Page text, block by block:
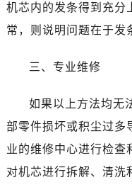
机芯内的发条得到充分
常，则说明问题在于发
三、专业维修
如果以上方法均无
部零件损坏或积尘过多
业的维修中心进行检查
对机芯进行拆解、清洗